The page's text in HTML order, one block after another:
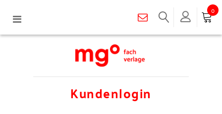
Navigation
0
Kundenlogin